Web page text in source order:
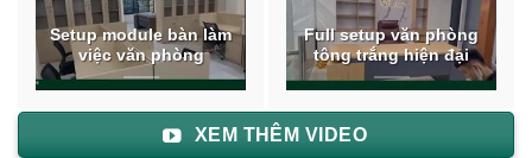
Setup module bàn làm
việc văn phòng
Full setup văn phòng
tông trắng hiện đại
XEM THÊM VIDEO